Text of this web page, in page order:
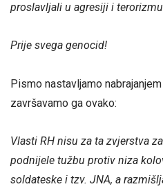
proslavljali u agresiji i
Prije svega genocid!
Pismo nastavljamo
završavamo ga ovako:
Vlasti RH nisu za ta zvjerstva
podnijele tužbu protiv niza
soldateske i tzv. JNA, a